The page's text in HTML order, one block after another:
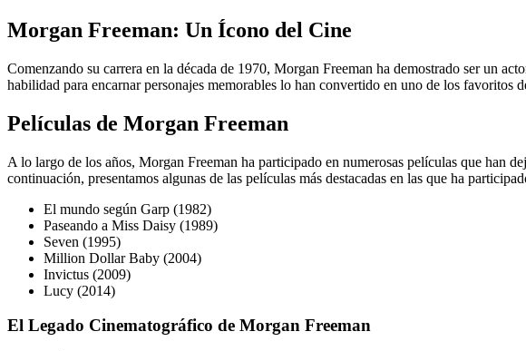
Morgan Freeman: Un Ícono del Cine
Comenzando su carrera en la década de 1970, Morgan Freeman ha demostrado ser un
habilidad para encarnar personajes memorables lo han convertido en uno de los favoritos
Películas de Morgan Freeman
A lo largo de los años, Morgan Freeman ha participado en numerosas películas que han
continuación, presentamos algunas de las películas más destacadas en las que ha
El mundo según Garp (1982)
Paseando a Miss Daisy (1989)
Seven (1995)
Million Dollar Baby (2004)
Invictus (2009)
Lucy (2014)
El Legado Cinematográfico de Morgan Freeman